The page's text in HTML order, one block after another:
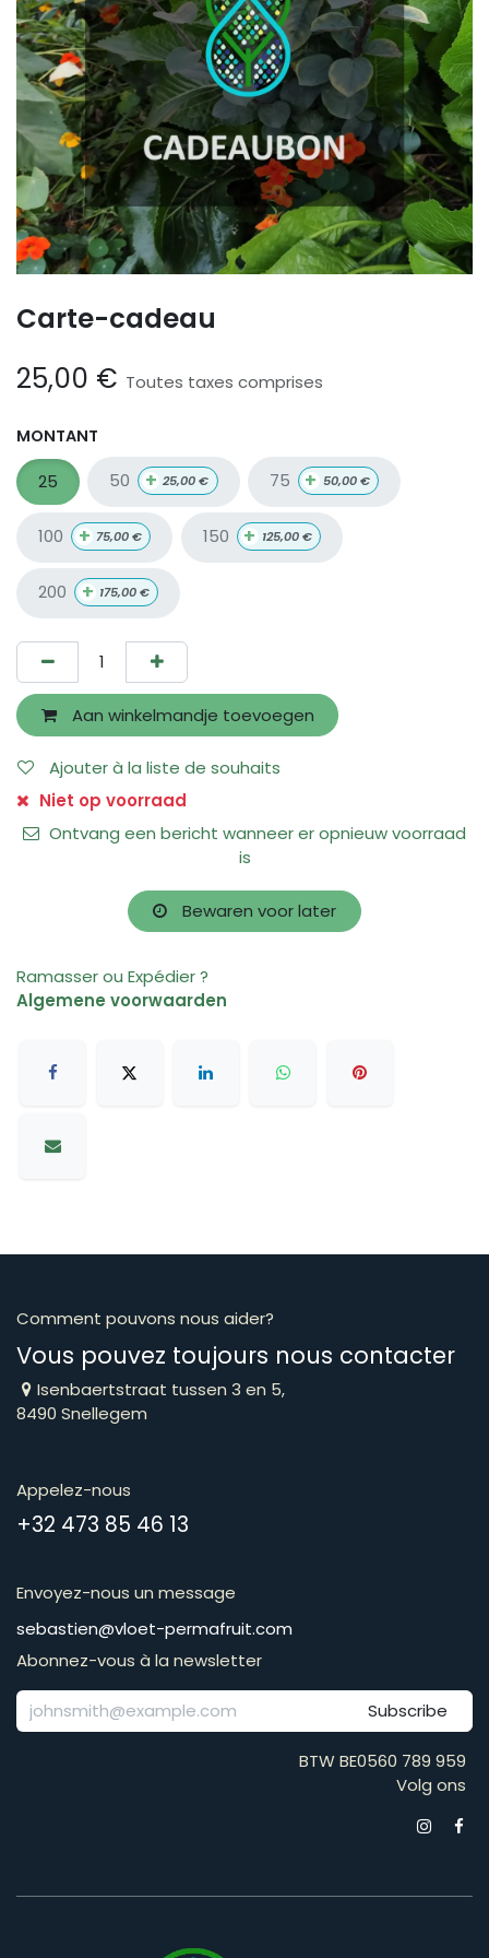
Carte-cadeau
25,00 € Toutes taxes comprises
MONTANT
25 50 + 25,00€ 75 + 50,00€
100 + 75,00€ 150 + 125,00€
200 + 175,00€
Aan winkelmandje toevoegen
Ajouter à la liste de souhaits
Niet op voorraad
Ontvang een bericht wanneer er opnieuw voorraad
is
Bewaren voor later
Ramasser ou Expédier ?
Algemene voorwaarden
Comment pouvons nous aider?
Vous pouvez toujours nous contacter
Isenbaertstraat tussen 3 en 5,
8490 Snellegem
Appelez-nous
​​​​​​​​​​​​​​​​​​​​​​​+​3​2​ ​4​7​3​ ​8​5​ ​4​6​ ​1​3
Envoyez-nous un message
​​​​​​​​​​​​​​​​​​​​​​​​​​​​s​e​b​a​s​t​i​e​n​@​v​l​o​e​t​-​p​e​r​m​a​f​r​u​it​.​c​o​m
Abonnez-vous à la newsletter
Subscribe
BTW BE0560 789 959
Volg ons